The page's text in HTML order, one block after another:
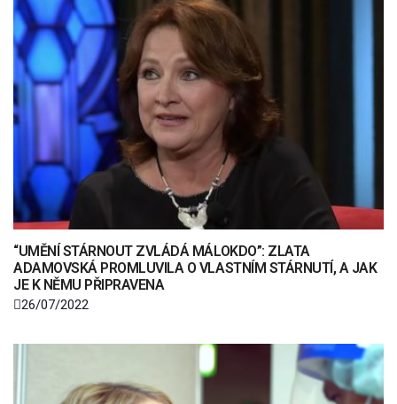
“UMĚNÍ STÁRNOUT ZVLÁDÁ MÁLOKDO”: ZLATA
ADAMOVSKÁ PROMLUVILA O VLASTNÍM STÁRNUTÍ, A JAK
JE K NĚMU PŘIPRAVENA
26/07/2022